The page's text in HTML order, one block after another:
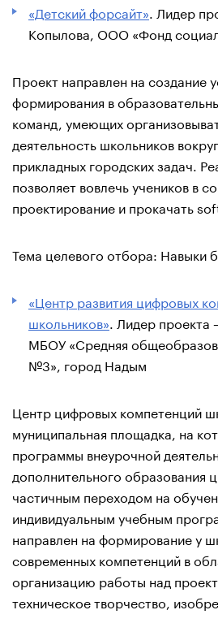
«Детский форсайт» . Лидер
Копылова, ООО «Фонд
Проект направлен на создание
формирования в
команд, умеющих
деятельность школьников
прикладных городских задач.
позволяет вовлечь учеников в
проектирование и прокачать
Тема целевого отбора: Навыки
«Центр развития цифровых
школьников» . Лидер проекта
МБОУ «Средняя
№3», город Надым
Центр цифровых компетенций
муниципальная площадка, на
программы внеурочной
дополнительного образования
частичным переходом на
индивидуальным учебным
направлен на формирование у
современных компетенций в
организацию работы над
техническое творчество,